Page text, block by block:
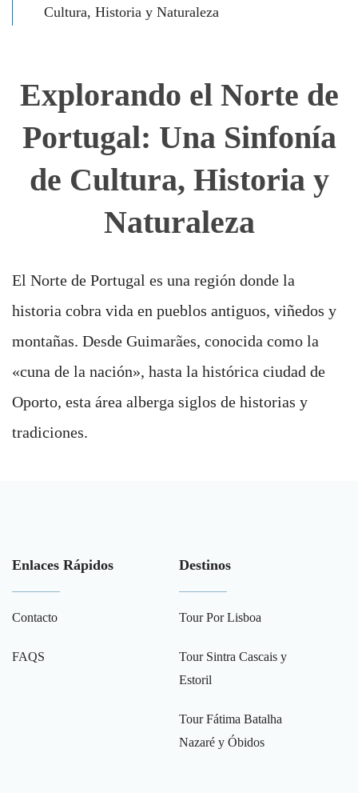
Explorando el Norte de
Portugal: Una Sinfonía
de Cultura, Historia y
Naturaleza
El Norte de Portugal es una región donde la
historia cobra vida en pueblos antiguos, viñedos y
montañas. Desde Guimarães, conocida como la
«cuna de la nación», hasta la histórica ciudad de
Oporto, esta área alberga siglos de historias y
tradiciones.
Cultura, Historia y Naturaleza
Enlaces Rápidos
Contacto
FAQS
Destinos
Tour Por Lisboa
Tour Sintra Cascais y
Estoril
Tour Fátima Batalha
Nazaré y Óbidos